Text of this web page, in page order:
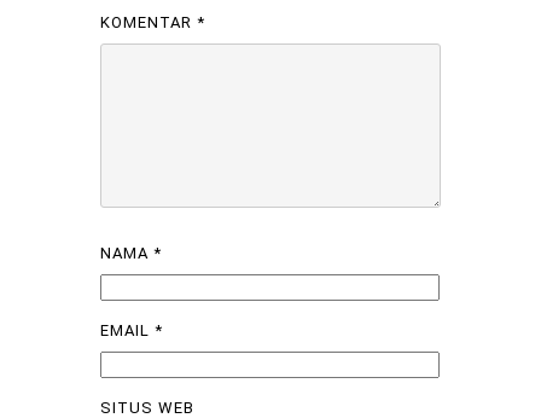
KOMENTAR *
NAMA *
EMAIL *
SITUS WEB